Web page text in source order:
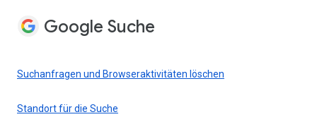
Google Suche
Suchanfragen und Browseraktivitäten löschen
Standort für die Suche